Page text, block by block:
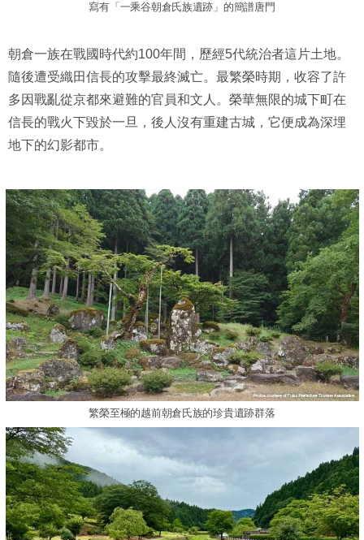
寫有「一乘谷朝倉氏族遺跡」的簡譜唐門
朝倉一族在戰國時代約100年間，歷經5代統治者這片土地。
隨後遭受織田信長的攻擊最終滅亡。最繁榮時期，收容了許
多因戰亂從京都來避難的官員和文人。榮華無限的城下町在
信長的戰火下毀於一旦，後人沒有重建古城，它便成為深埋
地下的幻影都市。
繁榮至極的越前朝倉氏族的珍貴遺跡群落